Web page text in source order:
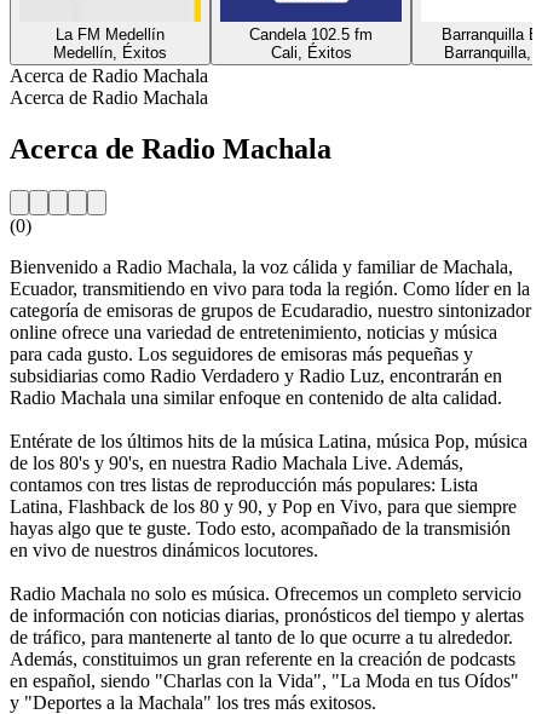
La FM Medellín
Medellín, Éxitos
Candela 102.5 fm
Cali, Éxitos
Barranquilla
Barranquilla,
Acerca de Radio Machala
Acerca de Radio Machala
Acerca de Radio Machala
(0)
Bienvenido a Radio Machala, la voz cálida y familiar de Machala,
Ecuador, transmitiendo en vivo para toda la región. Como líder en la
categoría de emisoras de grupos de Ecudaradio, nuestro sintonizador
online ofrece una variedad de entretenimiento, noticias y música
para cada gusto. Los seguidores de emisoras más pequeñas y
subsidiarias como Radio Verdadero y Radio Luz, encontrarán en
Radio Machala una similar enfoque en contenido de alta calidad.
Entérate de los últimos hits de la música Latina, música Pop, música
de los 80's y 90's, en nuestra Radio Machala Live. Además,
contamos con tres listas de reproducción más populares: Lista
Latina, Flashback de los 80 y 90, y Pop en Vivo, para que siempre
hayas algo que te guste. Todo esto, acompañado de la transmisión
en vivo de nuestros dinámicos locutores.
Radio Machala no solo es música. Ofrecemos un completo servicio
de información con noticias diarias, pronósticos del tiempo y alertas
de tráfico, para mantenerte al tanto de lo que ocurre a tu alrededor.
Además, constituimos un gran referente en la creación de podcasts
en español, siendo "Charlas con la Vida", "La Moda en tus Oídos"
y "Deportes a la Machala" los tres más exitosos.